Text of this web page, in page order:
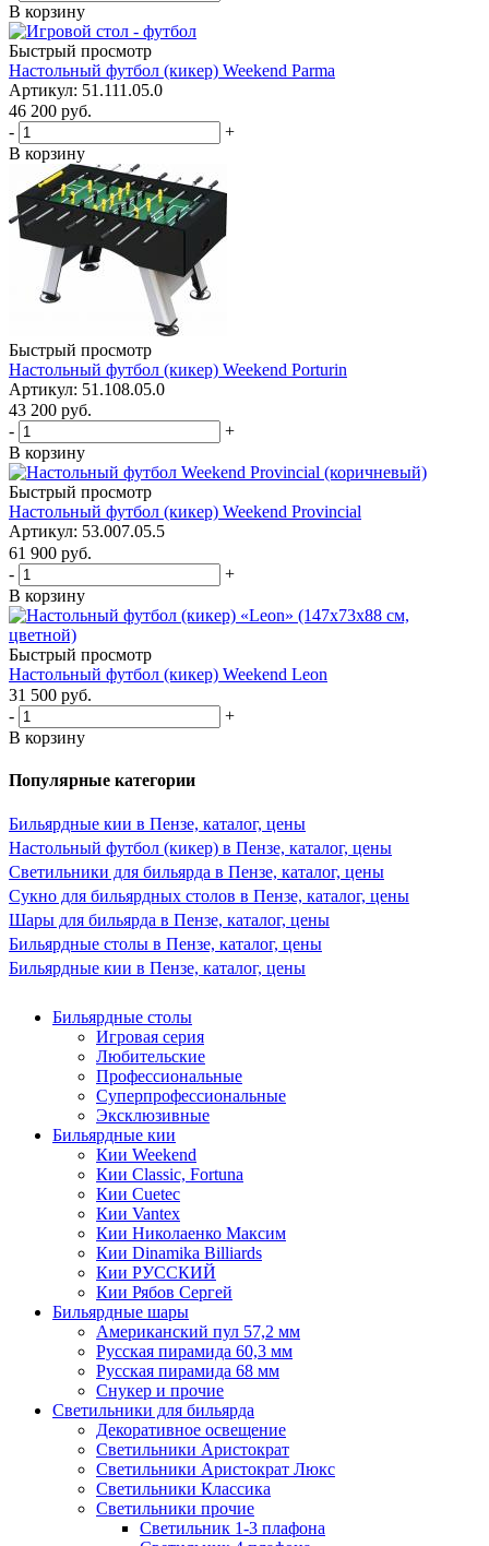
В корзину
Быстрый просмотр
Настольный футбол (кикер) Weekend Parma
Артикул: 51.111.05.0
46 200 руб.
-
+
В корзину
Быстрый просмотр
Настольный футбол (кикер) Weekend Porturin
Артикул: 51.108.05.0
43 200 руб.
-
+
В корзину
Быстрый просмотр
Настольный футбол (кикер) Weekend Provincial
Артикул: 53.007.05.5
61 900 руб.
-
+
В корзину
Быстрый просмотр
Настольный футбол (кикер) Weekend Leon
31 500 руб.
-
+
В корзину
Популярные категории
Бильярдные кии в Пензе, каталог, цены
Настольный футбол (кикер) в Пензе, каталог, цены
Светильники для бильярда в Пензе, каталог, цены
Сукно для бильярдных столов в Пензе, каталог, цены
Шары для бильярда в Пензе, каталог, цены
Бильярдные столы в Пензе, каталог, цены
Бильярдные кии в Пензе, каталог, цены
Бильярдные столы
Игровая серия
Любительские
Профессиональные
Суперпрофессиональные
Эксклюзивные
Бильярдные кии
Кии Weekend
Кии Classic, Fortuna
Кии Cuetec
Кии Vantex
Кии Николаенко Максим
Кии Dinamika Billiards
Кии РУССКИЙ
Кии Рябов Сергей
Бильярдные шары
Американский пул 57,2 мм
Русская пирамида 60,3 мм
Русская пирамида 68 мм
Снукер и прочие
Светильники для бильярда
Декоративное освещение
Светильники Аристократ
Светильники Аристократ Люкс
Светильники Классика
Светильники прочие
Светильник 1-3 плафона